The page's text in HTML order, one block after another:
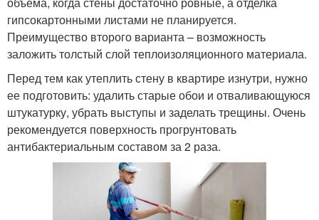
гипсокартонными листами не планируется.
Преимущество второго варианта – возможность
заложить толстый слой теплоизоляционного материала.
Перед тем как утеплить стену в квартире изнутри, нужно
ее подготовить: удалить старые обои и отваливающуюся
штукатурку, убрать выступы и заделать трещины. Очень
рекомендуется поверхность прогрунтовать
антибактериальным составом за 2 раза.